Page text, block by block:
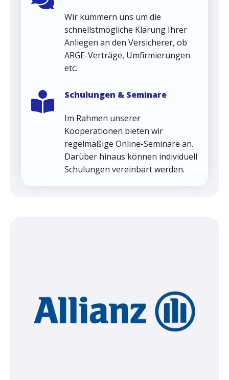
Wir kümmern uns um die
schnellstmögliche Klärung Ihrer
Anliegen an den Versicherer, ob
ARGE-Verträge, Umfirmierungen
etc.
Schulungen & Seminare
Im Rahmen unserer
Kooperationen bieten wir
regelmäßige Online-Seminare an.
Darüber hinaus können individuell
Schulungen vereinbart werden.